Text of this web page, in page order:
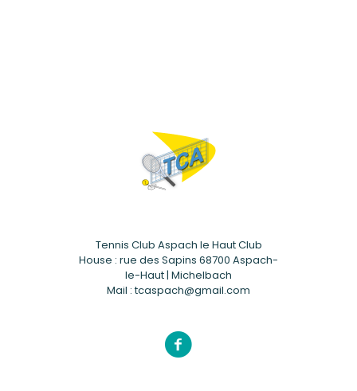
Tennis Club Aspach le Haut Club
House : rue des Sapins 68700 Aspach-
le-Haut | Michelbach
Mail : tcaspach@gmail.com